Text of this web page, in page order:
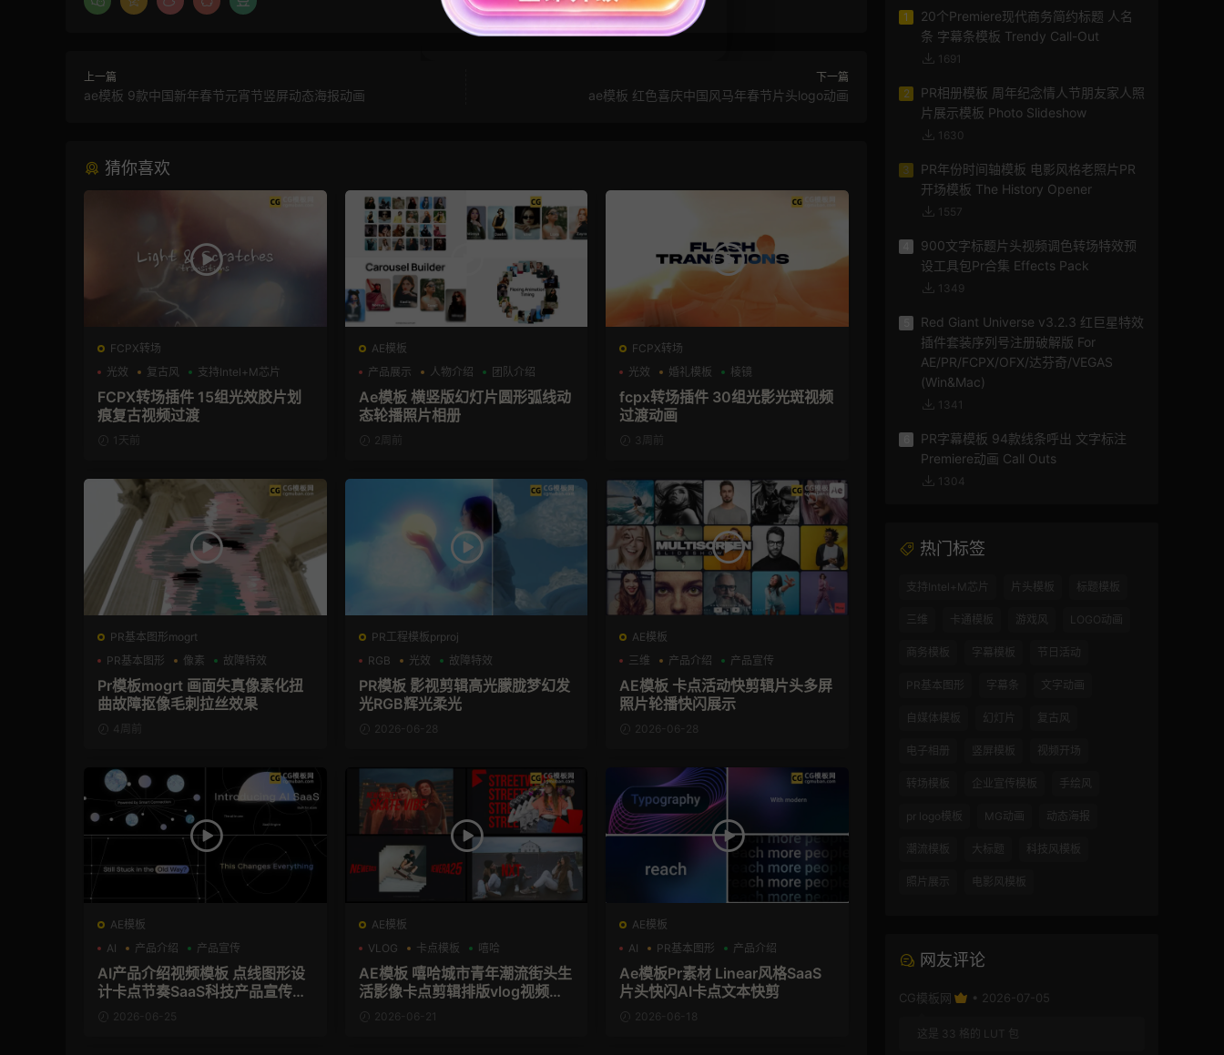
上一篇
ae模板 9款中国新年春节元宵节竖屏动态海报动画
下一篇
ae模板 红色喜庆中国风马年春节片头logo动画
猜你喜欢
FCPX转场
光效
复古风 支持Intel+M芯片
FCPX转场插件 15组光效胶片划
痕复古视频过渡
1天前
AE模板
产品展示
人物介绍 团队介绍
Ae模板 横竖版幻灯片圆形弧线动
态轮播照片相册
2周前
FCPX转场
光效
婚礼模板 棱镜
fcpx转场插件 30组光影光斑视频
过渡动画
3周前
PR基本图形mogrt
PR基本图形
像素 故障特效
Pr模板mogrt 画面失真像素化扭
曲故障抠像毛刺拉丝效果
4周前
PR工程模板prproj
RGB
光效 故障特效
PR模板 影视剪辑高光朦胧梦幻发
光RGB辉光柔光
2026-06-28
AE模板
三维
产品介绍 产品宣传
AE模板 卡点活动快剪辑片头多屏
照片轮播快闪展示
2026-06-28
AE模板
AI
产品介绍 产品宣传
AI产品介绍视频模板 点线图形设
计卡点节奏SaaS科技产品宣传片
AE模板
2026-06-25
AE模板
VLOG
卡点模板 嘻哈
AE模板 嘻哈城市青年潮流街头生
活影像卡点剪辑排版vlog视频宣
传片2026-06-21
AE模板
AI
PR基本图形 产品介绍
Ae模板Pr素材 Linear风格SaaS
片头快闪AI卡点文本快剪
2026-06-18
1
20个Premiere现代商务简约标题 人名
条 字幕条模板 Trendy Call-Out
1691
2
PR相册模板 周年纪念情人节朋友家人照
片展示模板 Photo Slideshow
1630
3
PR年份时间轴模板 电影风格老照片PR
开场模板 The History Opener
1557
900文字标题片头视频调色转场特效预
设工具包Pr合集 Effects Pack
1349
Red Giant Universe v3.2.3 红巨星特效
插件套装序列号注册破解版 For
AE/PR/FCPX/OFX/达芬奇/VEGAS
(Win&Mac)
1341
PR字幕模板 94款线条呼出 文字标注
Premiere动画 Call Outs
1304
热门标签
支持Intel+M芯片 片头模板 标题模板
三维 卡通模板 游戏风 LOGO动画
商务模板 字幕模板 节日活动
PR基本图形 字幕条 文字动画
自媒体模板 幻灯片 复古风
电子相册 竖屏模板 视频开场
转场模板 企业宣传模板 手绘风
pr logo模板 MG动画 动态海报
潮流模板 大标题 科技风模板
照片展示 电影风模板
网友评论
CG模板网 • 2026-07-05
这是 33 格的 LUT 包